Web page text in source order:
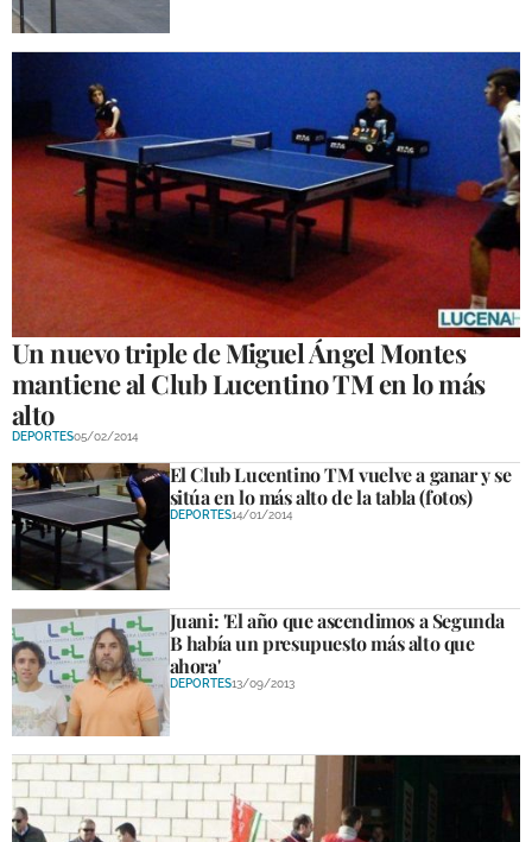
Un nuevo triple de Miguel Ángel Montes
mantiene al Club Lucentino TM en lo más
alto
DEPORTES05/02/2014
El Club Lucentino TM vuelve a ganar y se
sitúa en lo más alto de la tabla (fotos)
DEPORTES14/01/2014
Juani: 'El año que ascendimos a Segunda
B había un presupuesto más alto que
ahora'
DEPORTES13/09/2013